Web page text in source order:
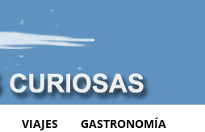
VIAJES GASTRONOMÍA